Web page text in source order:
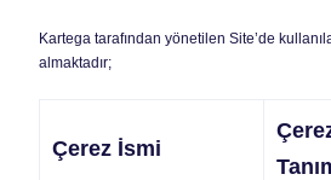
Kartega tarafından yönetilen Site’de
almaktadır;
Çerez İsmi